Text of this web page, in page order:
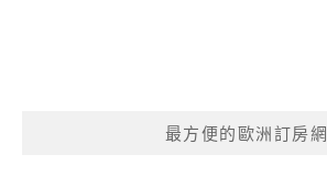
最方便的歐洲訂房網